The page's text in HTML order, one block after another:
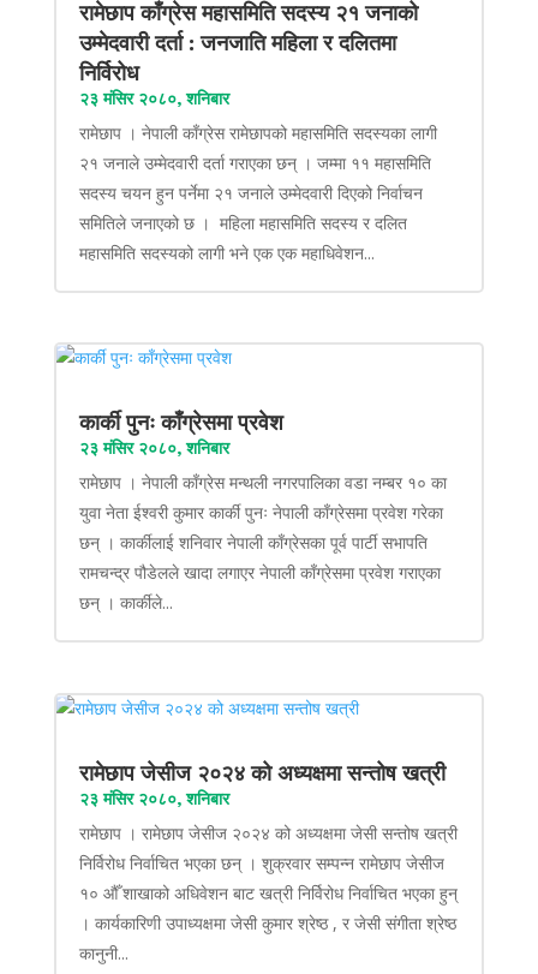
रामेछाप काँग्रेस महासमिति सदस्य २१ जनाको
उम्मेदवारी दर्ता : जनजाति महिला र दलितमा
निर्विरोध
२३ मंसिर २०८०, शनिबार
रामेछाप । नेपाली काँग्रेस रामेछापको महासमिति सदस्यका लागी
२१ जनाले उम्मेदवारी दर्ता गराएका छन् । जम्मा ११ महासमिति
सदस्य चयन हुन पर्नेमा २१ जनाले उम्मेदवारी दिएको निर्वाचन
समितिले जनाएको छ । महिला महासमिति सदस्य र दलित
महासमिति सदस्यको लागी भने एक एक महाधिवेशन...
कार्की पुनः काँग्रेसमा प्रवेश
२३ मंसिर २०८०, शनिबार
रामेछाप । नेपाली काँग्रेस मन्थली नगरपालिका वडा नम्बर १० का
युवा नेता ईश्वरी कुमार कार्की पुनः नेपाली काँग्रेसमा प्रवेश गरेका
छन् । कार्कीलाई शनिवार नेपाली काँग्रेसका पूर्व पार्टी सभापति
रामचन्द्र पौडेलले खादा लगाएर नेपाली काँग्रेसमा प्रवेश गराएका
छन् । कार्कीले...
रामेछाप जेसीज २०२४ को अध्यक्षमा सन्तोष खत्री
२३ मंसिर २०८०, शनिबार
रामेछाप । रामेछाप जेसीज २०२४ को अध्यक्षमा जेसी सन्तोष खत्री
निर्विरोध निर्वाचित भएका छन् । शुक्रवार सम्पन्न रामेछाप जेसीज
१० औँ शाखाको अधिवेशन बाट खत्री निर्विरोध निर्वाचित भएका हुन्
। कार्यकारिणी उपाध्यक्षमा जेसी कुमार श्रेष्ठ , र जेसी संगीता श्रेष्ठ
कानुनी...